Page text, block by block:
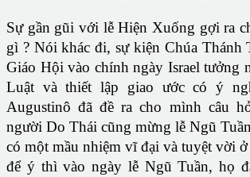
Sự gần gũi với lễ Hiện Xuống gợi ra
gì ? Nói khác đi, sự kiện Chúa Thánh
Giáo Hội vào chính ngày Israel tưởng
Luật và thiết lập giao ước có ý
Augustinô đã đề ra cho mình câu
người Do Thái cũng mừng lễ Ngũ
có một mầu nhiệm vĩ đại và tuyệt vời
để ý thì vào ngày lễ Ngũ Tuần, họ